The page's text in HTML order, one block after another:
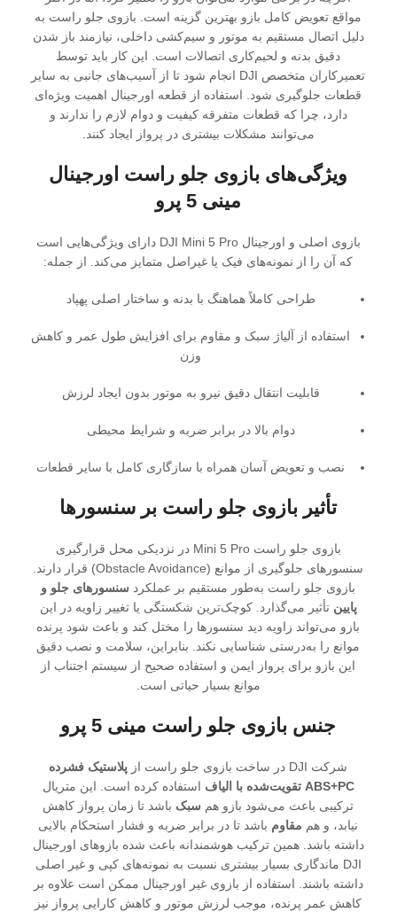
مواقع تعویض کامل بازو بهترین گزینه است. بازوی جلو راست به
دلیل اتصال مستقیم به موتور و سیم‌کشی داخلی، نیازمند باز شدن
دقیق بدنه و لحیم‌کاری اتصالات است. این کار باید توسط
تعمیرکاران متخصص DJI انجام شود تا از آسیب‌های جانبی به سایر
قطعات جلوگیری شود. استفاده از قطعه اورجینال اهمیت ویژه‌ای
دارد، چرا که قطعات متفرقه کیفیت و دوام لازم را ندارند و
می‌توانند مشکلات بیشتری در پرواز ایجاد کنند.
ویژگی‌های بازوی جلو راست اورجینال
مینی 5 پرو
بازوی اصلی و اورجینال DJI Mini 5 Pro دارای ویژگی‌هایی است
که آن را از نمونه‌های فیک یا غیراصل متمایز می‌کند. از جمله:
طراحی کاملاً هماهنگ با بدنه و ساختار اصلی پهپاد
استفاده از آلیاژ سبک و مقاوم برای افزایش طول عمر و کاهش
وزن
قابلیت انتقال دقیق نیرو به موتور بدون ایجاد لرزش
دوام بالا در برابر ضربه و شرایط محیطی
نصب و تعویض آسان همراه با سازگاری کامل با سایر قطعات
تأثیر بازوی جلو راست بر سنسورها
بازوی جلو راست Mini 5 Pro در نزدیکی محل قرارگیری
سنسورهای جلوگیری از موانع (Obstacle Avoidance) قرار دارند.
بازوی جلو راست به‌طور مستقیم بر عملکرد سنسورهای جلو و
پایین تأثیر می‌گذارد. کوچک‌ترین شکستگی یا تغییر زاویه در این
بازو می‌تواند زاویه دید سنسورها را مختل کند و باعث شود پرنده
موانع را به‌درستی شناسایی نکند. بنابراین، سلامت و نصب دقیق
این بازو برای پرواز ایمن و استفاده صحیح از سیستم اجتناب از
موانع بسیار حیاتی است.
جنس بازوی جلو راست مینی 5 پرو
شرکت DJI در ساخت بازوی جلو راست از
پلاستیک فشرده
ABS+PC تقویت‌شده با الیاف
استفاده کرده است. این متریال
ترکیبی باعث می‌شود بازو هم سبک باشد تا زمان پرواز کاهش
نیابد، و هم مقاوم باشد تا در برابر ضربه و فشار استحکام بالایی
داشته باشد. همین ترکیب هوشمندانه باعث شده بازوهای اورجینال
DJI ماندگاری بسیار بیشتری نسبت به نمونه‌های کپی و غیر اصلی
داشته باشند. استفاده از بازوی غیر اورجینال ممکن است علاوه بر
کاهش عمر پرنده، موجب لرزش موتور و کاهش کارایی پرواز نیز